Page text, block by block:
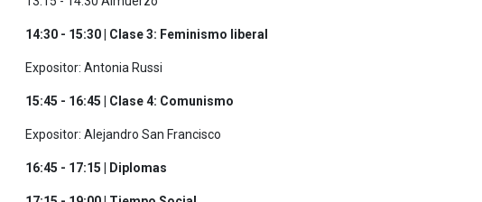
14:30 - 15:30 | Clase 3: Feminismo liberal
Expositor: Antonia Russi
15:45 - 16:45 | Clase 4: Comunismo
Expositor: Alejandro San Francisco
16:45 - 17:15 | Diplomas